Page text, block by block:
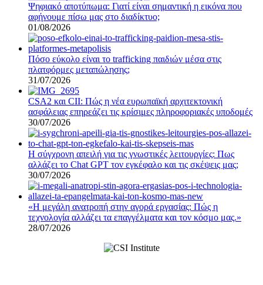
Ψηφιακό αποτύπωμα: Γιατί είναι σημαντική η εικόνα που
αφήνουμε πίσω μας στο διαδίκτυο;
01/08/2026
Πόσο εύκολο είναι το trafficking παιδιών μέσα στις
πλατφόρμες μεταπώλησης;
31/07/2026
CSA2 και CII: Πώς η νέα ευρωπαϊκή αρχιτεκτονική
ασφάλειας επηρεάζει τις κρίσιμες πληροφοριακές υποδομές
30/07/2026
Η σύγχρονη απειλή για τις γνωστικές λειτουργίες: Πως
αλλάζει το Chat GPT τον εγκέφαλο και τις σκέψεις μας;
30/07/2026
«Η μεγάλη ανατροπή στην αγορά εργασίας: Πώς η
τεχνολογία αλλάζει τα επαγγέλματα και τον κόσμο μας.»
28/07/2026